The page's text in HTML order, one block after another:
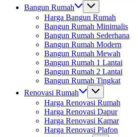
Bangun Rumah
Harga Bangun Rumah
Bangun Rumah Minimalis
Bangun Rumah Sederhana
Bangun Rumah Modern
Bangun Rumah Mewah
Bangun Rumah 1 Lantai
Bangun Rumah 2 Lantai
Bangun Rumah Tingkat
Renovasi Rumah
Harga Renovasi Rumah
Harga Renovasi Dapur
Harga Renovasi Kamar
Harga Renovasi Plafon